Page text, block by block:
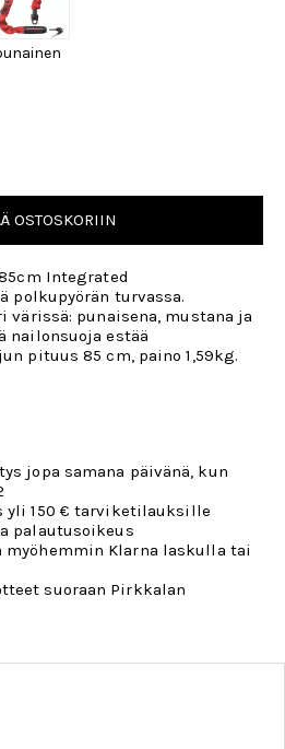
OSTOSKORIIN
Integrated
polkupyörän turvassa.
värissä: punaisena, mustana ja
nailonsuoja estää
pituus 85 cm, paino 1,59kg.
jopa samana päivänä, kun
150 € tarviketilauksille
palautusoikeus
myöhemmin Klarna laskulla tai
suoraan Pirkkalan